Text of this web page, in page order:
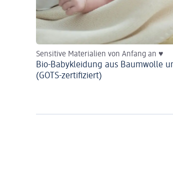
Sensitive Materialien von Anfang an ♥
Bio-Babykleidung aus Baumwolle
(GOTS-zertifiziert)